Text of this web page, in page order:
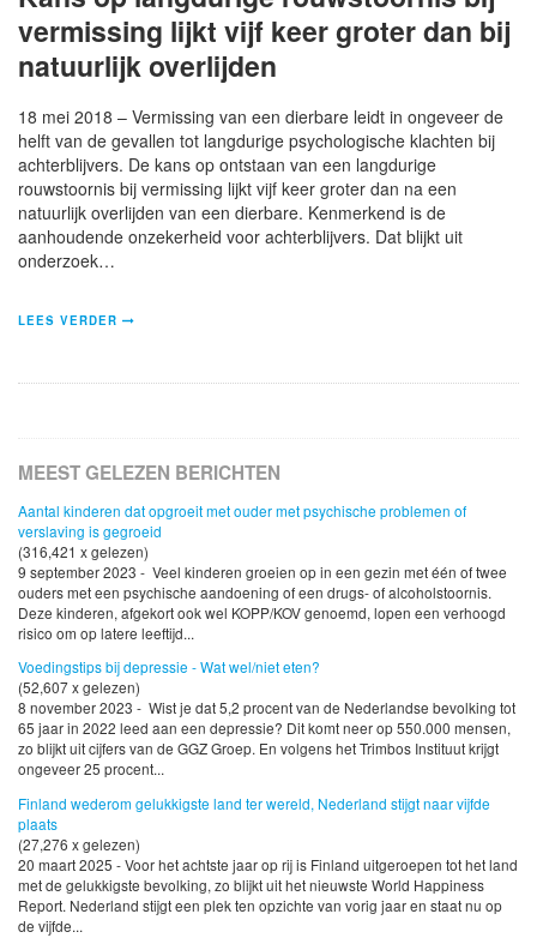
vermissing lijkt vijf keer groter dan bij
natuurlijk overlijden
18 mei 2018 – Vermissing van een dierbare leidt in ongeveer de
helft van de gevallen tot langdurige psychologische klachten bij
achterblijvers. De kans op ontstaan van een langdurige
rouwstoornis bij vermissing lijkt vijf keer groter dan na een
natuurlijk overlijden van een dierbare. Kenmerkend is de
aanhoudende onzekerheid voor achterblijvers. Dat blijkt uit
onderzoek…
LEES VERDER
MEEST GELEZEN BERICHTEN
Aantal kinderen dat opgroeit met ouder met psychische problemen of
verslaving is gegroeid
(316,421 x gelezen)
9 september 2023 - Veel kinderen groeien op in een gezin met één of twee
ouders met een psychische aandoening of een drugs- of alcoholstoornis.
Deze kinderen, afgekort ook wel KOPP/KOV genoemd, lopen een verhoogd
risico om op latere leeftijd...
Voedingstips bij depressie - Wat wel/niet eten?
(52,607 x gelezen)
8 november 2023 - Wist je dat 5,2 procent van de Nederlandse bevolking tot
65 jaar in 2022 leed aan een depressie? Dit komt neer op 550.000 mensen,
zo blijkt uit cijfers van de GGZ Groep. En volgens het Trimbos Instituut krijgt
ongeveer 25 procent...
Finland wederom gelukkigste land ter wereld, Nederland stijgt naar vijfde
plaats
(27,276 x gelezen)
20 maart 2025 - Voor het achtste jaar op rij is Finland uitgeroepen tot het land
met de gelukkigste bevolking, zo blijkt uit het nieuwste World Happiness
Report. Nederland stijgt een plek ten opzichte van vorig jaar en staat nu op
de vijfde...